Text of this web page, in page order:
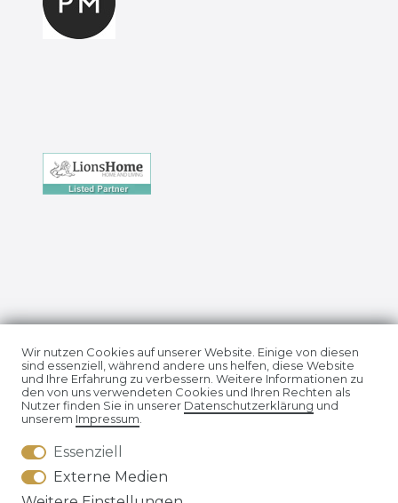
Impressum Daten­schutz­erklärung
AGB
Wir nutzen Cookies auf unserer Website. Einige von diesen
sind essenziell, während andere uns helfen, diese Website
und Ihre Erfahrung zu verbessern. Weitere Informationen zu
den von uns verwendeten Cookies und Ihren Rechten als
Nutzer finden Sie in unserer Daten­schutz­erklärung und
unserem Impressum.
Essenziell
Externe Medien